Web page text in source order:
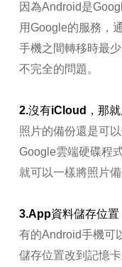
因為Android是
用Google的服務，
手機之間轉移時最
不完全的問題。
2.沒有iCloud，那
照片的備份還是可
Google雲端硬碟程
就可以一樣將照片備
3.App資料儲存位置
有的Android手機可
儲存位置改到記憶